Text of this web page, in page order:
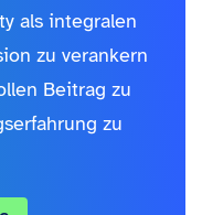
als integralen
zu verankern
Beitrag zu
zu